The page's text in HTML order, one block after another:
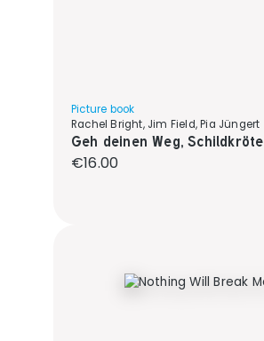
Picture book
Rachel Bright, Jim Field, Pia Jüngert
Geh deinen Weg, Schildkröte
Regular price:
€16.00